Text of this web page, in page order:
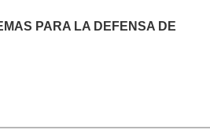
PARA LA DEFENSA DE